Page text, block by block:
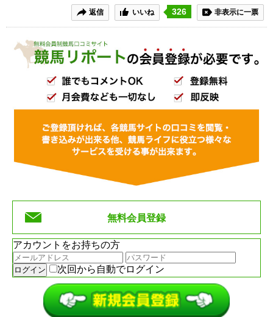
返信 いいね 326 非表示に一票
無料会員登録
アカウントをお持ちの方
次回から自動でログイン